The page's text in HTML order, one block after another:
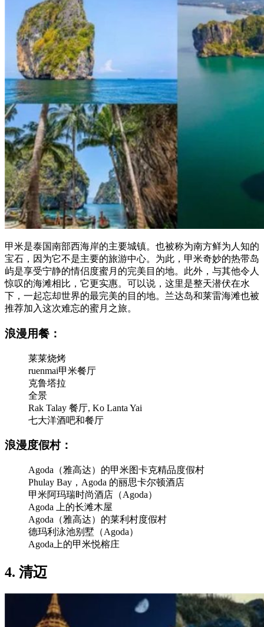
甲米是泰国南部西海岸的主要城镇。也被称为南方鲜为人知的
宝石，因为它不是主要的旅游中心。为此，甲米奇妙的热带岛
屿是享受宁静的情侣度蜜月的完美目的地。此外，与其他令人
惊叹的海滩相比，它更实惠。可以说，这里是整天潜伏在水
下，一起忘却世界的最完美的目的地。兰达岛和莱雷海滩也被
推荐加入这次难忘的蜜月之旅。
浪漫用餐：
莱莱烧烤
ruenmai甲米餐厅
克鲁塔拉
全景
Rak Talay 餐厅, Ko Lanta Yai
七大洋酒吧和餐厅
浪漫度假村：
Agoda（雅高达）的甲米图卡克精品度假村
Phulay Bay，Agoda 的丽思卡尔顿酒店
甲米阿玛瑞时尚酒店（Agoda）
Agoda 上的长滩木屋
Agoda（雅高达）的莱利村度假村
德玛利泳池别墅（Agoda）
Agoda上的甲米悦榕庄
4. 清迈